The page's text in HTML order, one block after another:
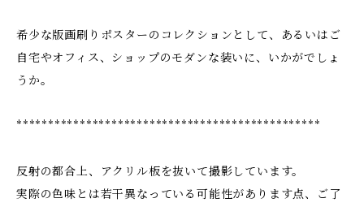
希少な版画刷りポスターのコレクションとして、あるいはご
自宅やオフィス、ショップのモダンな装いに、いかがでしょ
うか。
************************************************
反射の都合上、アクリル板を抜いて撮影しています。
実際の色味とは若干異なっている可能性があります点、ご了